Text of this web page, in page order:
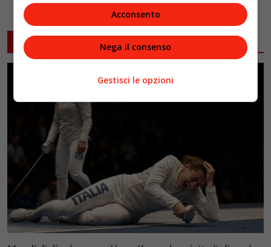
ARTICOLI CORRELATI
Acconsento
Nega il consenso
Gestisci le opzioni